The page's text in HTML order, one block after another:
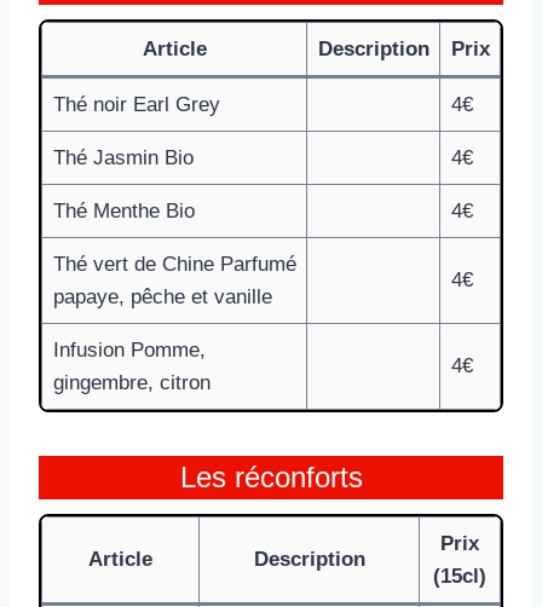
Article Description Prix
Thé noir Earl Grey 4€
Thé Jasmin Bio 4€
Thé Menthe Bio 4€
Thé vert de Chine Parfumé
papaye, pêche et vanille
4€
Infusion Pomme,
gingembre, citron
4€
Les réconforts
Article Description
Prix
(15cl)